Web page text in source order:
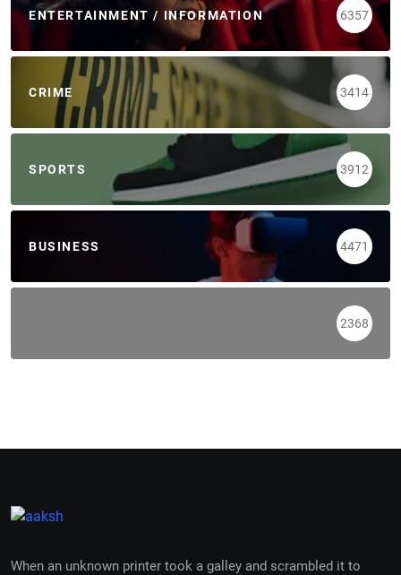
ENTERTAINMENT / INFORMATION 6357
CRIME 3414
SPORTS 3912
BUSINESS 4471
2368
When an unknown printer took a galley and scrambled it to